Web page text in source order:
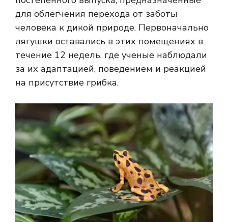
для облегчения перехода от заботы
человека к дикой природе. Первоначально
лягушки оставались в этих помещениях в
течение 12 недель, где ученые наблюдали
за их адаптацией, поведением и реакцией
на присутствие грибка.